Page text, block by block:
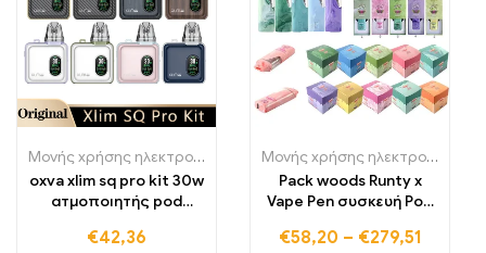
Μονής χρήσης ηλεκτρονικά τσιγάρα ,Μονής χρήσης
oxva xlim sq pro kit 30w
ατμοποιητής pod
€42,36
Μονής χρήσης ηλεκτρονικά τσιγάρα Πολωνία
Pack woods Runty x
Vape Pen συσκευή Pod
€58,20 – €279,51